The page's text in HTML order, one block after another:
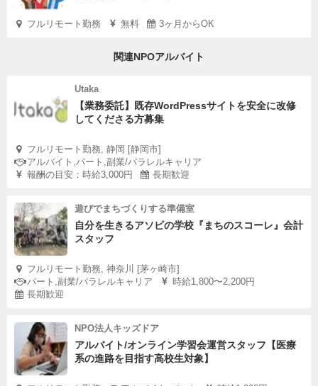
フルリモート勤務 無料 3ヶ月からOK
関連NPOアルバイト
Utaka
【業務委託】既存WordPressサイトを安全に改修
してくださる方募集
フルリモート勤務, 静岡 [静岡市]
アルバイト,パート,副業/パラレルキャリア
報酬の目安：時給3,000円
長期歓迎
遊びでまちづくりする準備室
自分を生きるアソビの学校『まちのスコーレ』会計
スタッフ
フルリモート勤務, 神奈川 [茅ヶ崎市]
パート,副業/パラレルキャリア
時給1,800〜2,200円
長期歓迎
NPO法人キッズドア
アルバイト/オンライン学習会運営スタッフ【医療
系の進路を目指す高校生対象】